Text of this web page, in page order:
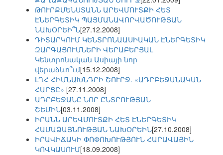
ԹՈՒՐՔՄԵՆՍՏԱՆՆ ԱՐԵՎՄՈՒՏՔԻ ՀԵՏ
ԷՆԵՐԳԵՏԻԿ ՊԱՅՄԱՆԱՎՈՐՎԱԾՈՒԹՅԱՆ
ՆԱԽՕՐԵԻ՞Ն[27.12.2008]
ԴԻՏԱՐԿՈՒՄ ԿԵՆՏՐՈՆԱԱՍԻԱԿԱՆ ԷՆԵՐԳԵՏԻԿ
ԶԱՐԳԱՑՈՒՄՆԵՐԻ ՎԵՐԱԲԵՐՅԱԼ
Կենտրոնական Ասիայի նոր
վերաձևո՞ւմ[15.12.2008]
ԼՂՀ ՀԻՄՆԱԽՆԴՐԻ ՇՈՒՐՋ. «ԱԴՐԲԵՋԱՆԱԿԱՆ
ՀԱՐՑԸ» [27.11.2008]
ԱԴՐԲԵՋԱՆԸ ՆՈՐ ԸՆՏՐՈՒԹՅԱՆ
ՇԵՄԻՆ[03.11.2008]
ԻՐԱՆՆ ԱՐԵՎՄՈՒՏՔԻ ՀԵՏ ԷՆԵՐԳԵՏԻԿ
ՀԱՄԱՁԱՅՆՈՒԹՅԱՆ ՆԱԽՕՐԵԻՆ[27.10.2008]
ԻՐԱՎԻՃԱԿԻ ՓՈՓՈԽՈՒԹՅՈՒՆ ՀԱՐԱՎԱՅԻՆ
ԿՈՎԿԱՍՈՒՄ[18.09.2008]